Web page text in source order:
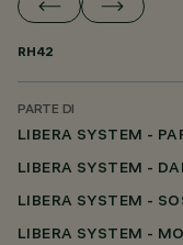
RH42
PARTE DI
LIBERA SYSTEM -
LIBERA SYSTEM -
LIBERA SYSTEM -